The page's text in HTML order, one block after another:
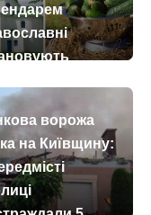
remove_red_eye69
ворожа
на Київщину: